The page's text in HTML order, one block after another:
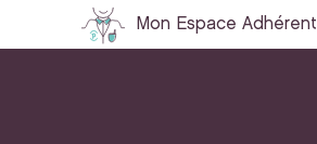
Mon Espace Adhérent